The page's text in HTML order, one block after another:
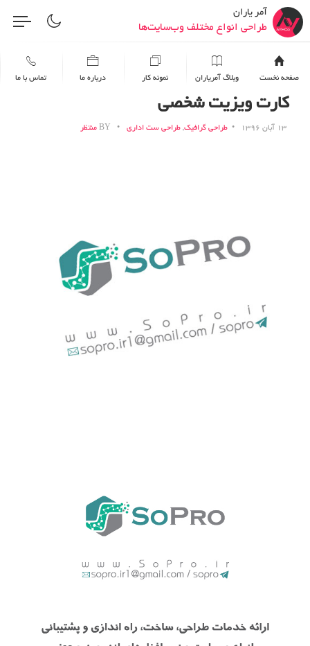
آمر یاران
طراحی انواع مختلف وب‌سایت‌ها
بهینه سازی وب سایت برای موتورهای جستجو
طراحی اتوماسیون فرآیندهای کسب‌وکار با n8n
اتصال و یکپارچه‌سازی ابزارها و سرویس‌ها
صفحه نخست وبلاگ آمریاران نمونه کار درباره ما تماس با ما
کارت ویزیت شخصی
۱۳ آبان ۱۳۹۶ طراحی گرافیک, طراحی ست اداری منتظر